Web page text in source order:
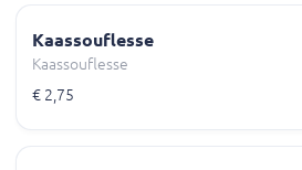
Kaassouflesse
Kaassouflesse
€ 2,75